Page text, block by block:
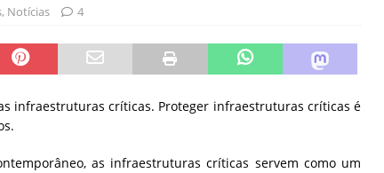
Sem guardrails, a autonomia da IA se torna um risco
NOTÍCIAS
, Notícias 4
infraestruturas críticas. Proteger infraestruturas críticas é
as infraestruturas críticas servem como um